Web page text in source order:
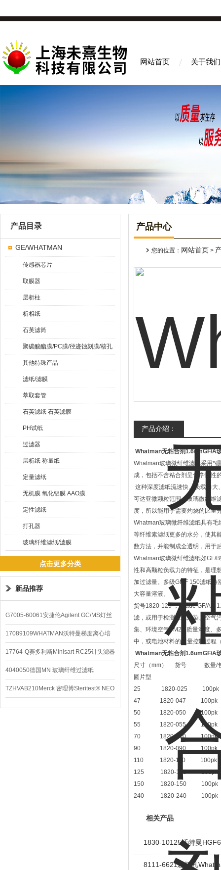
网站首页 关于我们
产品目录
GE/WHATMAN
传感器芯片
取膜器
层析柱
析相纸
石英滤筒
聚碳酸酯膜/PC膜/径迹蚀刻膜/核孔
膜
其他特殊产品
滤纸/滤膜
萃取套管
石英滤纸 石英滤膜
PH试纸
过滤器
层析纸 称量纸
定量滤纸
无机膜 氧化铝膜 AAO膜
定性滤纸
打孔器
玻璃纤维滤纸/滤膜
点击更多分类
新品推荐
G7005-60061安捷伦Agilent GC/MS灯丝
配件
17089109WHATMAN沃特曼梯度离心培
养基
17764-Q赛多利斯Minisart RC25针头滤器
4040050德国MN 玻璃纤维过滤纸
TZHVAB210Merck 密理博Steritest® NEO
设备
产品中心
您的位置： 网站首页 >
产品介绍：
Whatman无粘合剂1.6umGF/A
Whatman玻璃微纤维滤纸采用*
成，包括不含粘合剂呈化学惰性
这种深度滤纸流速快、负载力大
可达亚微颗粒范围。玻璃微纤维
度，所以能用于需要灼烧的比重
Whatman玻璃微纤维滤纸具有毛
等纤维素滤纸更多的水分，使其
数方法，并能制成全透明，用于
Whatman玻璃微纤维滤纸如GF/
性和高颗粒负载力的特征，是理
加过滤量。多级GMF 150滤纸特
大容量溶液。
货号1820-125 ，Grade GF/A：
滤，或用于检测废水污染、空气
集、环境空气PM2.5质量浓度、
中，或电池材料的质量控制过程
Whatman无粘合剂1.6umGF/A
尺寸（mm） 货号 数量/
圆片型
25 1820-025 100pk
47 1820-047 100pk
50 1820-050 100pk
55 1820-055 100pk
70 1820-070 100pk
90 1820-090 100pk
110 1820-110 100pk
125 1820-125 100pk
150 1820-150 100pk
240 1820-240 100pk
相关产品
1830-10125沃特曼
8111-6621思拓凡